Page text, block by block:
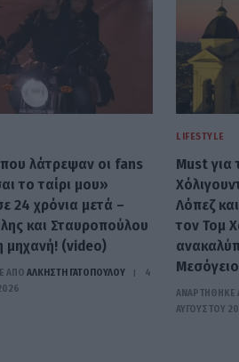
λάτρεψαν οι fans
το ταίρι μου»
24 χρόνια μετά –
και Σταυροπούλου
μηχανή! (video)
ΑΠΟ ΆΛΚΗΣΤΗ ΓΑΤΟΠΟΎΛΟΥ
4
LIFESTYLE
Must
Λόπεζ
τον Τομ
Μεσόγειο
ΑΝΑΡΤΗΘΗΚΕ
ΑΥΓΟΎΣΤΟΥ